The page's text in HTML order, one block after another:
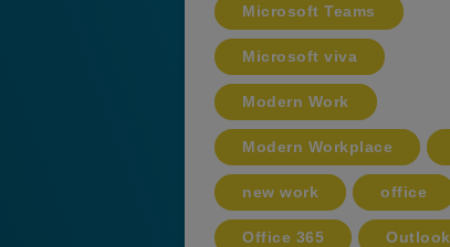
Microsoft Teams
Microsoft viva
Modern Work
Modern Workplace
new work office
Office 365 Outlook